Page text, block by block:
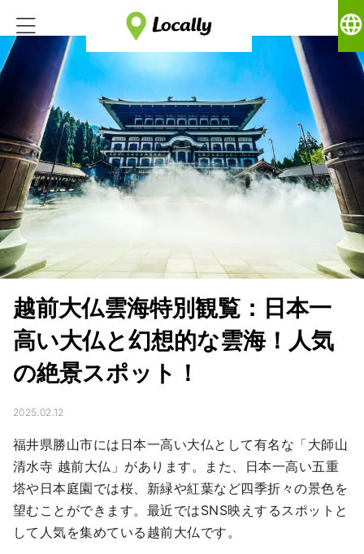
language
越前大仏雲海特別観覧：日本一
高い大仏と幻想的な雲海！人気
の絶景スポット！
2025.02.12
福井県勝山市には日本一高い大仏として有名な「大師山
清水寺 越前大仏」があります。また、日本一高い五重
塔や日本庭園では桜、新緑や紅葉など四季折々の景色を
望むことができます。最近ではSNS映えするスポットと
して人気を集めている越前大仏です。